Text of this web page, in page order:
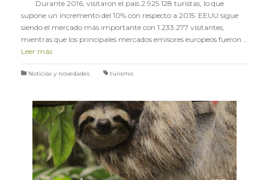
Durante 2016, visitaron el país 2.925.128 turistas, lo que
supone un incremento del 10% con respecto a 2015. EEUU sigue
siendo el mercado más importante con 1.233.277 visitantes,
mientras que los principales mercados emisores europeos fueron …
Leer más
Noticias y novedades turismo